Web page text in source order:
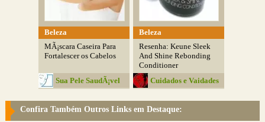
Beleza
MÃ¡scara Caseira Para
Fortalescer os Cabelos
Sua Pele SaudÃ¡vel
Beleza
Resenha: Keune Sleek
And Shine Rebonding
Conditioner
Cuidados e Vaidades
Confira Também Outros Links em Destaque: